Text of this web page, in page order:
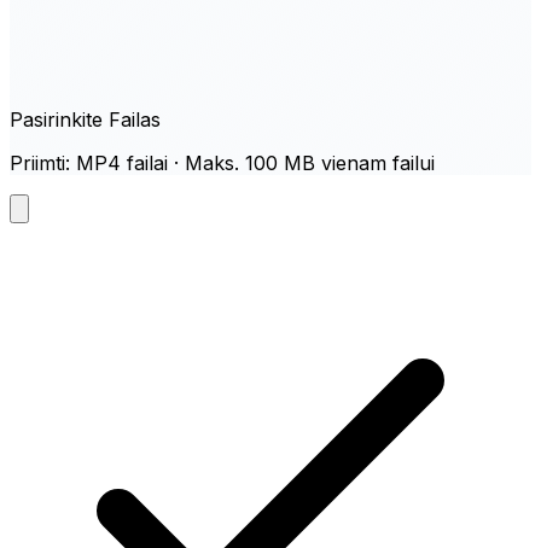
Pasirinkite Failas
Priimti: MP4 failai · Maks. 100 MB vienam failui